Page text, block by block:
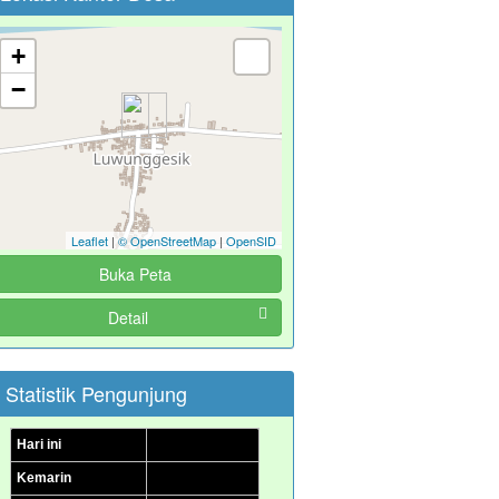
:
UDI KOMARUDIN
+
−
Leaflet | © OpenStreetMap | OpenSID
Buka Peta
Detail
Statistik Pengunjung
Hari ini
Kemarin